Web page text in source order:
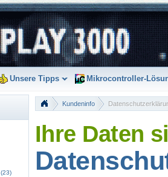
Unsere Tipps Mikrocontroller-
(23)
Kundeninfo
Ihre Daten